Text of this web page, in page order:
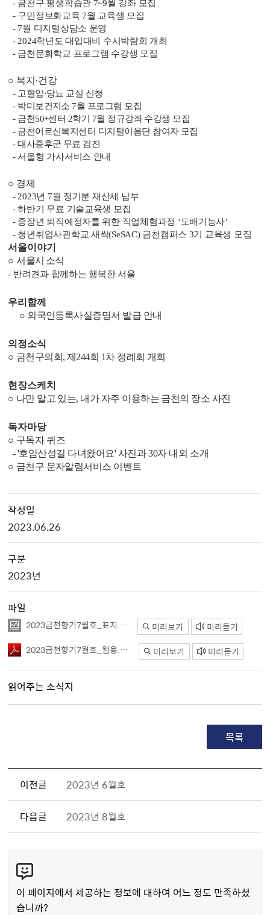
- 금천구 평생학습관 7~9월 강좌 모집
- 구민정보화교육 7월 교육생 모집
- 7월 디지털상담소 운영
- 2024학년도 대입대비 수시박람회 개최
- 금천문화학교 프로그램 수강생 모집
○ 복지 ·건강
- 고혈압·당뇨 교실 신청
- 박미보건지소 7월 프로그램 모집
- 금천50+센터 2학기 7월 정규강좌 수강생 모집
- 금천어르신복지센터 디지털이음단 참여자 모집
- 대사증후군 무료 검진
-서울형 가사서비스 안내
○ 경제
- 2023년 7월 정기분 재산세 납부
-하반기 무료 기술교육생 모집
- 중장년 퇴직예정자를 위한 직업체험과정 ‘도배기능사’
- 청년취업사관학교 새싹(SeSAC) 금천캠퍼스 3기 교육생 모집
서울이야기
○서울시 소식
- 반려견과 함께하는 행복한 서울
우리함께
○ 외국인등록사실증명서 발급 안내
의정소식
○ 금천구의회 , 제 244회 1차 정례회 개회
현장스케치
○ 나만 알고 있는, 내가 자주 이용하는 금천의 장소 사진
독자마당
○ 구독자 퀴즈
-'호암산성길 다녀왔어요' 사진과30자 내외 소개
○ 금천구 문자알림서비스 이벤트
작성일
2023.06.26
구분
2023년
파일
2023금천향기7월호_표지.jpg 미리보기 미리듣기
2023금천향기7월호_웹용.pdf 미리보기 미리듣기
읽어주는 소식지
목록
이전글 2023년 6월호
다음글 2023년 8월호
텐
츠
만
이 페이지에서 제공하는 정보에 대하여 어느 정도 만족하셨
습니까?